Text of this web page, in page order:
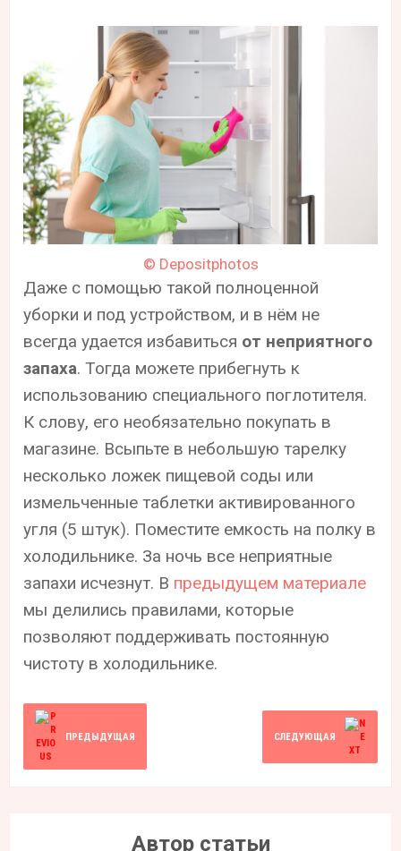
© Depositphotos
Даже с помощью такой полноценной
уборки и под устройством, и в нём не
всегда удается избавиться от неприятного
запаха. Тогда можете прибегнуть к
использованию специального поглотителя.
К слову, его необязательно покупать в
магазине. Всыпьте в небольшую тарелку
несколько ложек пищевой соды или
измельченные таблетки активированного
угля (5 штук). Поместите емкость на полку в
холодильнике. За ночь все неприятные
запахи исчезнут. В предыдущем материале
мы делились правилами, которые
позволяют поддерживать постоянную
чистоту в холодильнике.
ПРЕДЫДУЩАЯ СЛЕДУЮЩАЯ
Автор статьи